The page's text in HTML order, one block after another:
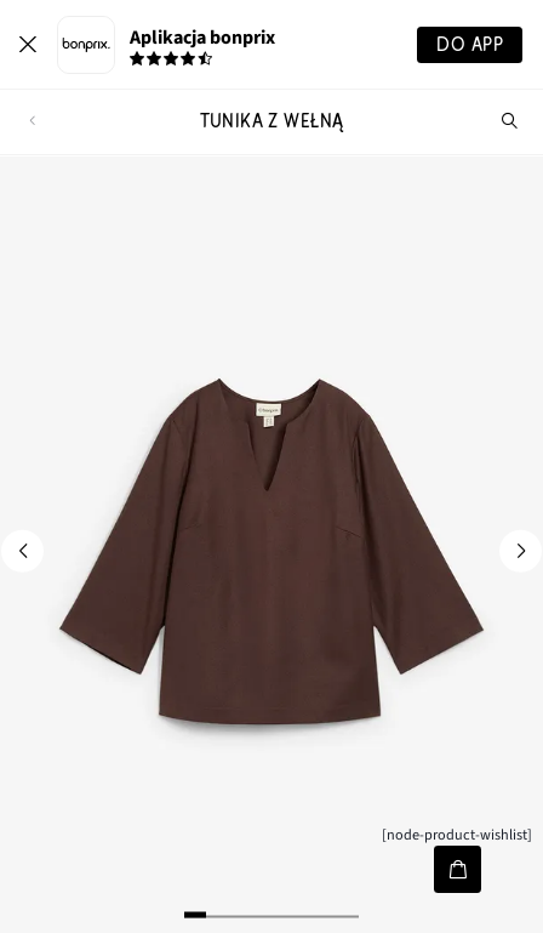
Aplikacja bonprix DO APP
TUNIKA Z WEŁNĄ
[node-product-wishlist]